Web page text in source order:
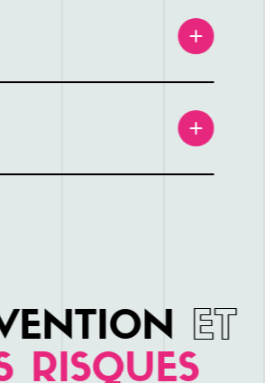
ET
RISQUES